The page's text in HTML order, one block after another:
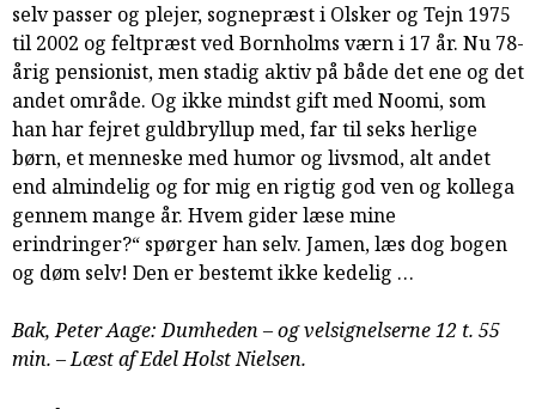
Næste
indlæg:
De
første
spirerForrige
indlæg:
Bono
selv passer og plejer, sognepræst i Olsker og Tejn 1975
til 2002 og feltpræst ved Bornholms værn i 17 år. Nu 78-
årig pensionist, men stadig aktiv på både det ene og det
andet område. Og ikke mindst gift med Noomi, som
han har fejret guldbryllup med, far til seks herlige
børn, et menneske med humor og livsmod, alt andet
end almindelig og for mig en rigtig god ven og kollega
gennem mange år. Hvem gider læse mine
erindringer?“ spørger han selv. Jamen, læs dog bogen
og døm selv! Den er bestemt ikke kedelig …
Bak, Peter Aage: Dumheden – og velsignelserne 12 t. 55
min. – Læst af Edel Holst Nielsen.